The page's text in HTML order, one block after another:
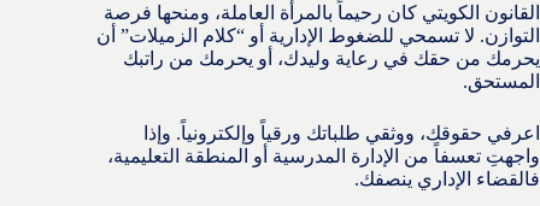
القانون الكويتي كان رحيماً بالمرأة العاملة، ومنحها فرصة
التوازن. لا تسمحي للضغوط الإدارية أو “كلام الزميلات” أن
يحرمك من حقك في رعاية وليدك، أو يحرمك من راتبك
المستحق.
اعرفي حقوقك، ووثقي طلباتك ورقياً وإلكترونياً. وإذا
واجهتِ تعسفاً من الإدارة المدرسية أو المنطقة التعليمية،
فالقضاء الإداري ينصفك.